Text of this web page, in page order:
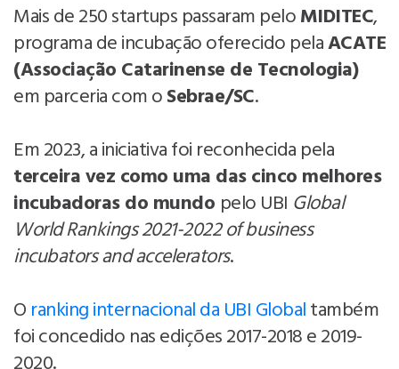
Mais de 250 startups passaram peloMIDITEC,
programa de incubação oferecido pelaACATE
(Associação Catarinense de Tecnologia)
em parceria com oSebrae/SC.
Em 2023, a iniciativa foi reconhecida pela
terceira vez como uma das cinco melhores
incubadoras do mundo pelo UBI Global
World Rankings 2021-2022 of business
incubators and accelerators.
O ranking internacional da UBI Globaltambém
foi concedido nas edições 2017-2018 e 2019-